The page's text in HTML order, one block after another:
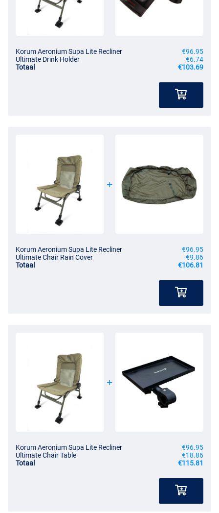
Korum Aeronium Supa Lite Recliner
€96.95
Ultimate Drink Holder
€6.74
Totaal
€103.69
Korum Aeronium Supa Lite Recliner
€96.95
Ultimate Chair Rain Cover
€9.86
Totaal
€106.81
Korum Aeronium Supa Lite Recliner
€96.95
Ultimate Chair Table
€18.86
Totaal
€115.81